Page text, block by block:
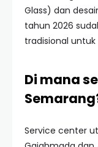
Glass) dan
tahun 2026
tradisional
Di mana
Service center